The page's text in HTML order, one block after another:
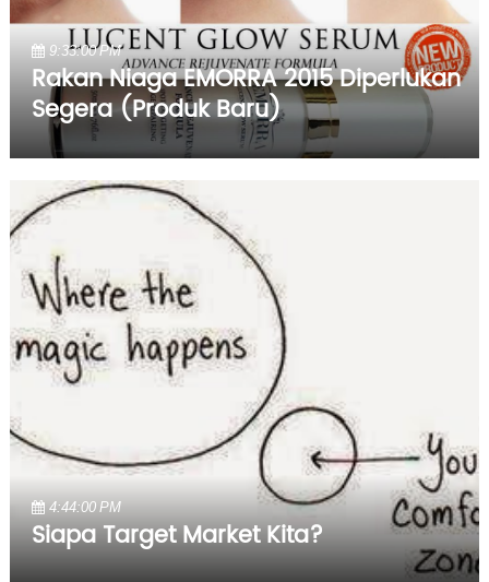
9:33:00 PM
Rakan Niaga EMORRA 2015 Diperlukan
Segera (Produk Baru)
4:44:00 PM
Siapa Target Market Kita?